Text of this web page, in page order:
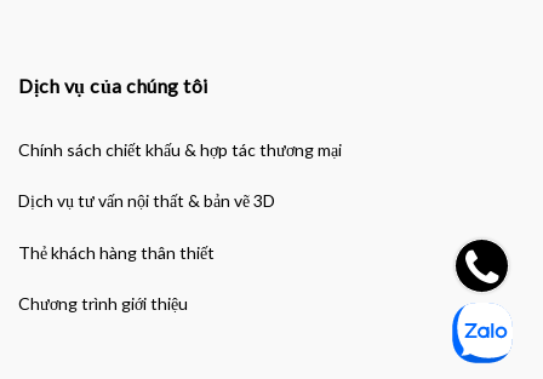
Dịch vụ của chúng tôi
Chính sách chiết khấu & hợp tác thương mại
Dịch vụ tư vấn nội thất & bản vẽ 3D
Thẻ khách hàng thân thiết
Chương trình giới thiệu